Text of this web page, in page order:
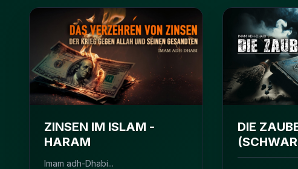
ZINSEN IM ISLAM -
HARAM
Imam adh-Dhabi...
DIE